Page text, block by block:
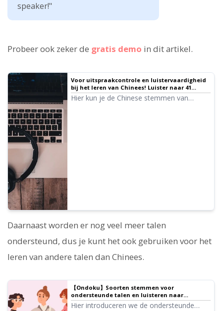
speaker!"
Probeer ook zeker de gratis demo in dit artikel.
Voor uitspraakcontrole en luistervaardigheid
bij het leren van Chinees! Luister naar 41
sprekers met een native uitspraak (vrouwen,
mannen, meisjes)
Hier kun je de Chinese stemmen van
Daarnaast worden er nog veel meer talen
ondersteund, dus je kunt het ook gebruiken voor het
leren van andere talen dan Chinees.
【Ondoku】Soorten stemmen voor
ondersteunde talen en luisteren naar
voorbeeldfragmenten
Hier introduceren we de ondersteunde